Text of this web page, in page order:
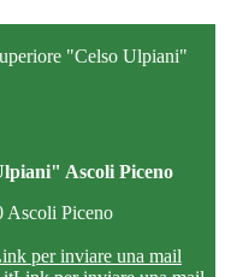
"Celso Ulpiani"
Ascoli Piceno
Ascoli Piceno
per inviare una mail